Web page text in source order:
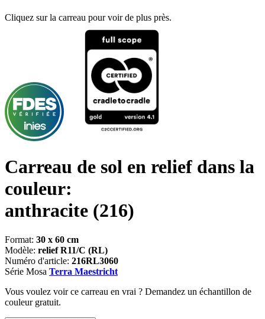
Cliquez sur la carreau pour voir de plus près.
Carreau de sol en relief dans la
couleur:
anthracite (216)
Format: 30 x 60 cm
Modèle: relief R11/C (RL)
Numéro d'article: 216RL3060
Série Mosa Terra Maestricht
Vous voulez voir ce carreau en vrai ? Demandez un échantillon de
couleur gratuit.